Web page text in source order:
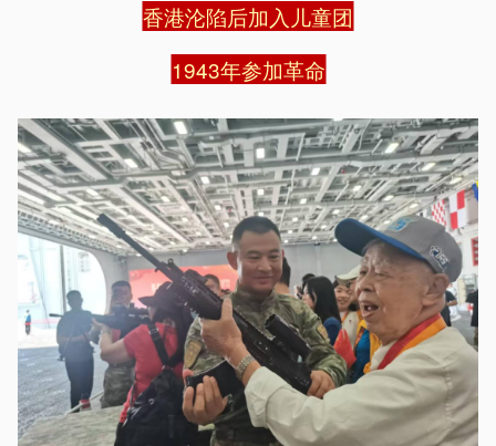
香港沦陷后加入儿童团
1943年参加革命